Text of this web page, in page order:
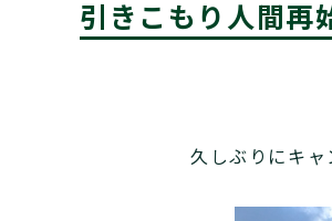
引きこもり人間再
久しぶりにキ